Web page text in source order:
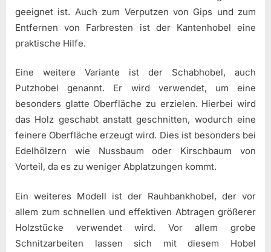
geeignet ist. Auch zum Verputzen von Gips und zum
Entfernen von Farbresten ist der Kantenhobel eine
praktische Hilfe.
Eine weitere Variante ist der Schabhobel, auch
Putzhobel genannt. Er wird verwendet, um eine
besonders glatte Oberfläche zu erzielen. Hierbei wird
das Holz geschabt anstatt geschnitten, wodurch eine
feinere Oberfläche erzeugt wird. Dies ist besonders bei
Edelhölzern wie Nussbaum oder Kirschbaum von
Vorteil, da es zu weniger Abplatzungen kommt.
Ein weiteres Modell ist der Rauhbankhobel, der vor
allem zum schnellen und effektiven Abtragen größerer
Holzstücke verwendet wird. Vor allem grobe
Schnitzarbeiten lassen sich mit diesem Hobel